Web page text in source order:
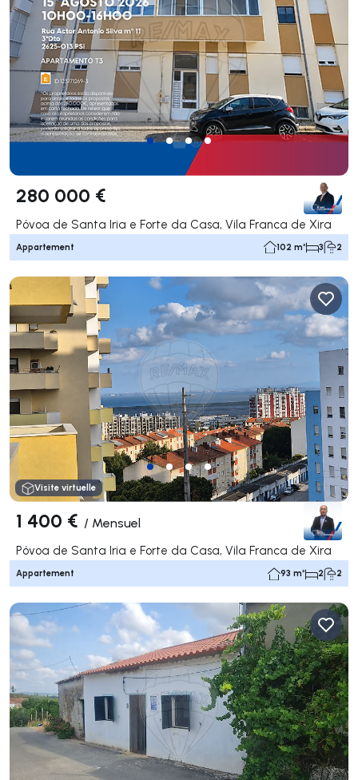
280 000 €
Póvoa de Santa Iria e Forte da Casa, Vila Franca de Xira
Appartement 102 m² 3 2
Visite virtuelle
1 400 € / Mensuel
Póvoa de Santa Iria e Forte da Casa, Vila Franca de Xira
Appartement 93 m² 2 2